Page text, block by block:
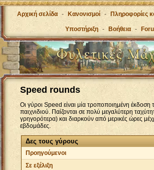
Αρχική σελίδα - Κανονισμοί - Πληροφορίες
Υποστήριξη - Βοήθεια -
Speed rounds
Οι γύροι Speed είναι μία τροποποιημένη έκδοση
παιχνιδιού. Παίζονται σε πολύ μεγαλύτερη
γρηγορότερα) και διαρκούν από μερικές ώρες
εβδομάδες.
Δες τους γύρους
Προηγούμενοι
Σε εξέλιξη